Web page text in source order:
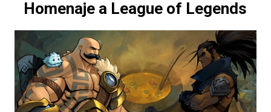
Homenaje a League of Legends